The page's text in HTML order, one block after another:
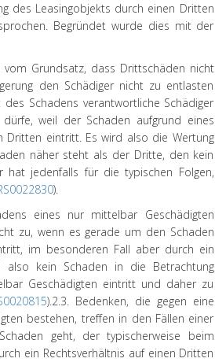
des Leasingobjekts durch einen Dritten
Begründet wurde dies mit der
vom Grundsatz, dass Drittschäden nicht
den Schädiger nicht zu entlasten
Schadens verantwortliche Schädiger
weil der Schaden aufgrund eines
Dritten eintritt. Es wird also die Wertung
näher steht als der Dritte, den kein
hat jedenfalls für die typischen Folgen,
).
eines nur mittelbar Geschädigten
zu, wenn es gerade um den Schaden
im besonderen Fall aber durch ein
also kein Schaden in die Betrachtung
Geschädigten eintritt und daher zu
).2.3. Bedenken, die gegen eine
bestehen, treffen in den Fällen einer
geht, der typischerweise beim
ein Rechtsverhältnis auf einen Dritten